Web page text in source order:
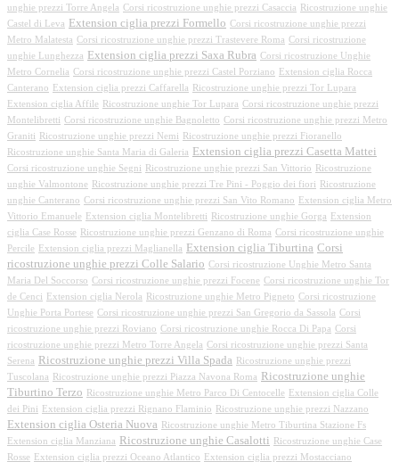
unghie prezzi Torre Angela Corsi ricostruzione unghie prezzi Casaccia
Ricostruzione unghie
Castel di Leva
Extension ciglia prezzi Formello Corsi ricostruzione unghie prezzi
Metro Malatesta Corsi ricostruzione unghie prezzi Trastevere Roma Corsi ricostruzione
unghie Lunghezza
Extension ciglia prezzi Saxa Rubra Corsi ricostruzione Unghie
Metro Cornelia Corsi ricostruzione unghie prezzi Castel Porziano
Extension ciglia Rocca
Canterano
Extension ciglia prezzi Caffarella
Ricostruzione unghie prezzi Tor Lupara
Extension ciglia Affile
Ricostruzione unghie Tor Lupara Corsi ricostruzione unghie prezzi
Montelibretti Corsi ricostruzione unghie Bagnoletto Corsi ricostruzione unghie prezzi Metro
Graniti
Ricostruzione unghie prezzi Nemi
Ricostruzione unghie prezzi Fioranello
Ricostruzione unghie Santa Maria di Galeria
Extension ciglia prezzi Casetta Mattei
Corsi ricostruzione unghie Segni Ricostruzione unghie prezzi San Vittorio
Ricostruzione
unghie Valmontone
Ricostruzione unghie prezzi Tre Pini - Poggio dei fiori
Ricostruzione
unghie Canterano Corsi ricostruzione unghie prezzi San Vito Romano
Extension ciglia Metro
Vittorio Emanuele
Extension ciglia Montelibretti Ricostruzione unghie Gorga
Extension
ciglia Case Rosse
Ricostruzione unghie prezzi Genzano di Roma Corsi ricostruzione unghie
Percile
Extension ciglia prezzi Maglianella Extension ciglia Tiburtina Corsi
ricostruzione unghie prezzi Colle Salario Corsi ricostruzione Unghie Metro Santa
Maria Del Soccorso Corsi ricostruzione unghie prezzi Focene Corsi ricostruzione unghie Tor
de Cenci
Extension ciglia Nerola Ricostruzione unghie Metro Pigneto Corsi ricostruzione
Unghie Porta Portese Corsi ricostruzione unghie prezzi San Gregorio da Sassola Corsi
ricostruzione unghie prezzi Roviano Corsi ricostruzione unghie Rocca Di Papa Corsi
ricostruzione unghie prezzi Metro Torre Angela Corsi ricostruzione unghie prezzi Santa
Serena
Ricostruzione unghie prezzi Villa Spada
Ricostruzione unghie prezzi
Tuscolana
Ricostruzione unghie prezzi Piazza Navona Roma
Ricostruzione unghie
Tiburtino Terzo
Ricostruzione unghie Metro Parco Di Centocelle
Extension ciglia Colle
dei Pini
Extension ciglia prezzi Rignano Flaminio Ricostruzione unghie prezzi Nazzano
Extension ciglia Osteria Nuova
Ricostruzione unghie Metro Tiburtina Stazione Fs
Extension ciglia Manziana
Ricostruzione unghie Casalotti
Ricostruzione unghie Case
Rosse
Extension ciglia prezzi Oceano Atlantico Extension ciglia prezzi Mostacciano